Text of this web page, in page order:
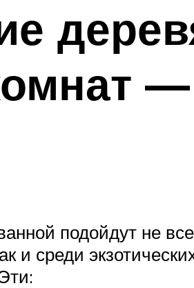
подойдут не
и среди